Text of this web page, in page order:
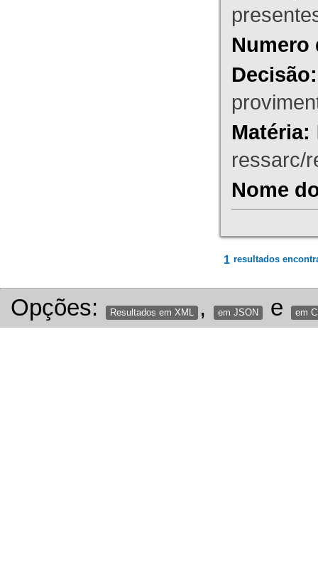
Numero
Decisão:
Matéria:
ressarc/
Nome
1 resultados
Opções: Resultados em XML , em JSON e em